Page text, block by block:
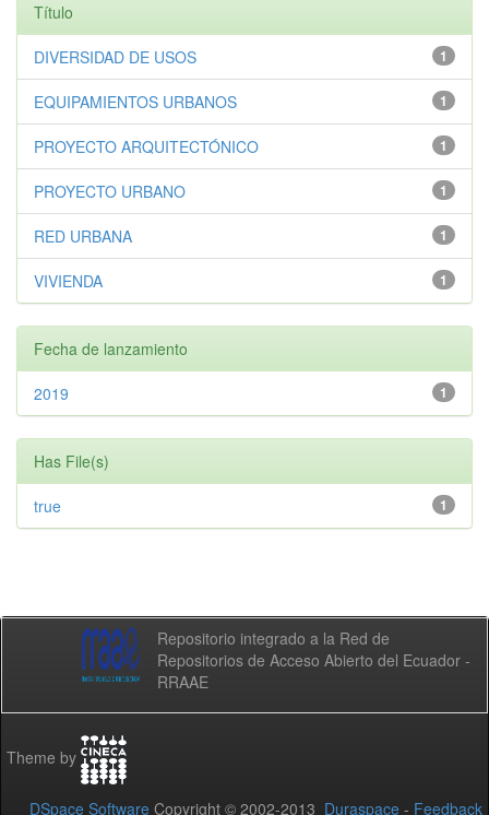
Título
1
DIVERSIDAD DE USOS
1
EQUIPAMIENTOS URBANOS
1
PROYECTO ARQUITECTÓNICO
1
PROYECTO URBANO
1
RED URBANA
1
VIVIENDA
Fecha de lanzamiento
1
2019
Has File(s)
1
true
Repositorio integrado a la Red de
Repositorios de Acceso Abierto del Ecuador -
RRAAE
Theme by
DSpace Software Copyright © 2002-2013 Duraspace - Feedback